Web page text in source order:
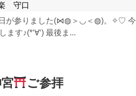
守口
日が参りました(⋈◍＞◡＜◍)。✧♡ 今
ます♪(*‘∀‘) 最後ま...
ご参拝